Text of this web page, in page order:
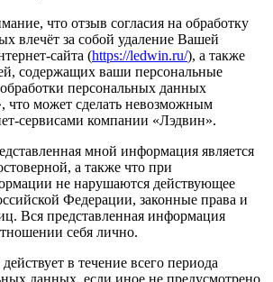
что отзыв согласия на обработку
влечёт за собой удаление Вашей
сайта (https://ledwin.ru/), а также
содержащих ваши персональные
персональных данных
что может сделать невозможным
сервисами компании «Лэдвин».
мной информация является
а также что при
не нарушаются действующее
Федерации, законные права и
Вся представленная информация
себя лично.
в течение всего периода
данных, если иное не предусмотрено